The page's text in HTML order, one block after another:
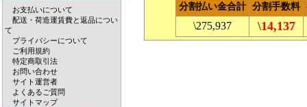
お支払いについて
配送・荷造運賃費と返品につい
て
プライバシーについて
ご利用規約
特定商取引法
お問い合わせ
サイト運営者
よくあるご質問
サイトマップ
分割払い金合計 分割手数料
\275,937 \14,137